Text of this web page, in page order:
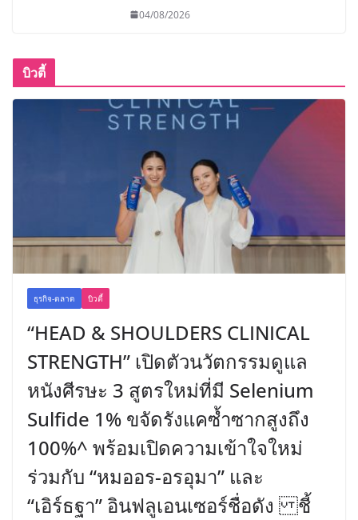
04/08/2026
บิวตี้
ธุรกิจ-ตลาด บิวตี้
“HEAD & SHOULDERS CLINICAL
STRENGTH” เปิดตัวนวัตกรรมดูแล
หนังศีรษะ 3 สูตรใหม่ที่มี Selenium
Sulfide 1% ขจัดรังแคซ้ำซากสูงถึง
100%^ พร้อมเปิดความเข้าใจใหม่
ร่วมกับ “หมออร-อรอุมา” และ
“เอิร์ธฐา” อินฟลูเอนเซอร์ชื่อดัง ชี้